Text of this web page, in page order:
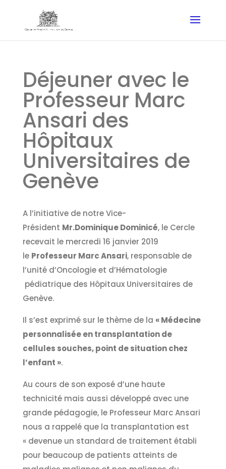
Déjeuner avec le
Professeur Marc
Ansari des
Hôpitaux
Universitaires de
Genève
A l’initiative de notre Vice-
Président Mr.Dominique Dominicé, le Cercle
recevait le mercredi 16 janvier 2019
le Professeur Marc Ansari, responsable de
l’unité d’Oncologie et d’Hématologie
pédiatrique des Hôpitaux Universitaires de
Genève.
Il s’est exprimé sur le thème de la « Médecine
personnalisée en transplantation de
cellules souches, point de situation chez
l’enfant ».
Au cours de son exposé d’une haute
technicité mais aussi développé avec une
grande pédagogie, le Professeur Marc Ansari
nous a rappelé que la transplantation est
« devenue un standard de traitement établi
pour beaucoup de patients atteints de